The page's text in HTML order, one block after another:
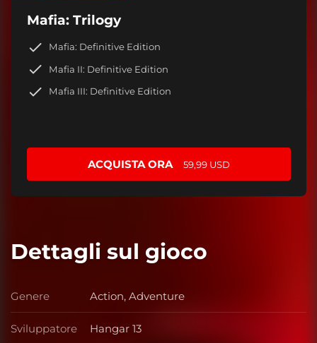
Mafia: Trilogy
Mafia: Definitive Edition
Mafia II: Definitive Edition
Mafia III: Definitive Edition
ACQUISTA ORA 59,99 USD
Dettagli sul gioco
Genere Genere
Action, Adventure
Sviluppatore Sviluppatore
Hangar 13